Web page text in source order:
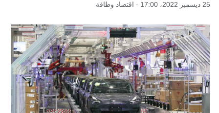
25 ديسمبر 2022، 17:00 · اقتصاد وطاقة